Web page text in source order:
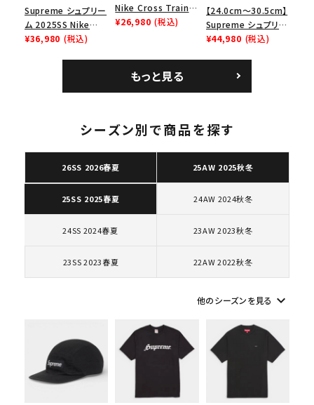
キーワードから探す
人気ワード 2026SS 2025AW 2025SS
Tシャツ・ロングスリーブ
キャップ・ハット
パーカー・クルーネック
ショルダー・ウエストバッグ
カテゴリーから探す
コラボレーションブランドから探す
並び順
Supreme シュプリー
ム 2025SS Nike
Leather Shoulder
¥36,980 (税込)
Nike Cross Trainer
Low ナイキクロスト
¥26,980 (税込)
【24.0cm～30.5cm】
Supreme シュプリー
ム 2023AW Nike
カー ホワイト 白
¥44,980 (税込)
もっと見る
シーズン別で商品を探す
26SS 2026春夏 25AW 2025秋冬
25SS 2025春夏 24AW 2024秋冬
24SS 2024春夏 23AW 2023秋冬
23SS 2023春夏 22AW 2022秋冬
他のシーズンを見る keyboard_arrow_down